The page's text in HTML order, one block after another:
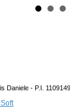
Daniele - P.I.